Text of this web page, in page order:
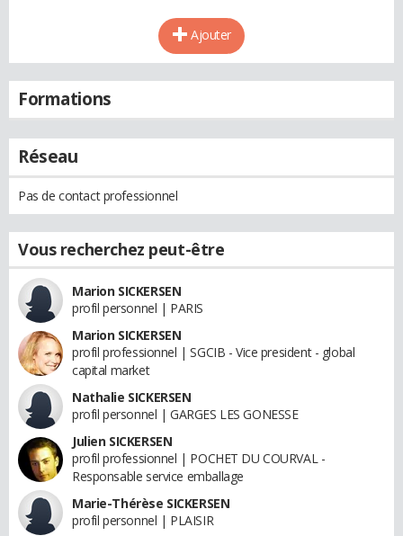
Ajouter
Formations
Réseau
Pas de contact professionnel
Vous recherchez peut-être
Marion SICKERSEN
profil personnel | PARIS
Marion SICKERSEN
profil professionnel | SGCIB - Vice president - global
capital market
Nathalie SICKERSEN
profil personnel | GARGES LES GONESSE
Julien SICKERSEN
profil professionnel | POCHET DU COURVAL -
Responsable service emballage
Marie-Thérèse SICKERSEN
profil personnel | PLAISIR